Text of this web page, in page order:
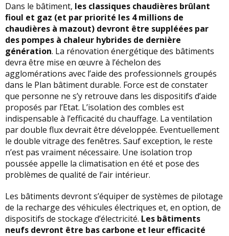
Dans le bâtiment, les classiques chaudières brûlant
fioul et gaz (et par priorité les 4 millions de
chaudières à mazout) devront être suppléées par
des pompes à chaleur hybrides de dernière
génération. La rénovation énergétique des bâtiments
devra être mise en œuvre à l’échelon des
agglomérations avec l’aide des professionnels groupés
dans le Plan bâtiment durable. Force est de constater
que personne ne s’y retrouve dans les dispositifs d’aide
proposés par l’Etat. L’isolation des combles est
indispensable à l’efficacité du chauffage. La ventilation
par double flux devrait être développée. Eventuellement
le double vitrage des fenêtres. Sauf exception, le reste
n’est pas vraiment nécessaire. Une isolation trop
poussée appelle la climatisation en été et pose des
problèmes de qualité de l’air intérieur.
Les bâtiments devront s’équiper de systèmes de pilotage
de la recharge des véhicules électriques et, en option, de
dispositifs de stockage d’électricité. Les bâtiments
neufs devront être bas carbone et leur efficacité